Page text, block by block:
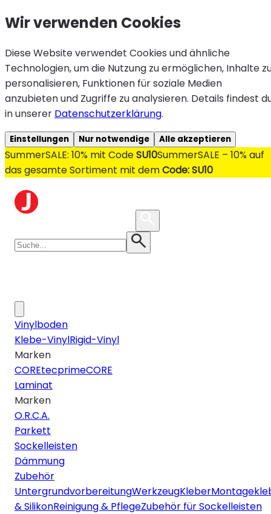
Wir verwenden Cookies
Diese Website verwendet Cookies und ähnliche
Technologien, um die Nutzung zu ermöglichen, Inhalte
personalisieren, Funktionen für soziale Medien
anzubieten und Zugriffe zu analysieren. Details findest
in unserer Datenschutzerklärung.
Einstellungen Nur notwendige Alle akzeptieren
SummerSALE: 10% mit CodeSU10SummerSALE – 10% auf
das gesamte Sortiment mit demCode: SU10
Vinylboden
Klebe-VinylRigid-Vinyl
Marken
COREtecprimeCORE
Laminat
Marken
O.R.C.A.
Parkett
Sockelleisten
Dämmung
Zubehör
UntergrundvorbereitungWerkzeugKleber
& SilikonReinigung & PflegeZubehör für Sockelleisten